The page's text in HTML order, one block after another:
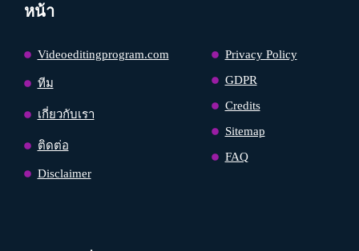
หน้า
Videoeditingprogram.com
ทีม
เกี่ยวกับเรา
ติดต่อ
Disclaimer
Privacy Policy
GDPR
Credits
Sitemap
FAQ